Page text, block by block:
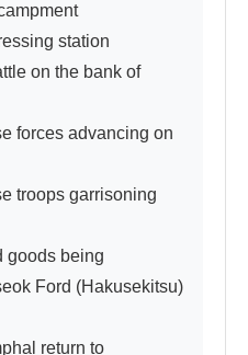
station
on the bank of
forces advancing on
troops garrisoning
goods being
Ford (Hakusekitsu)
return to